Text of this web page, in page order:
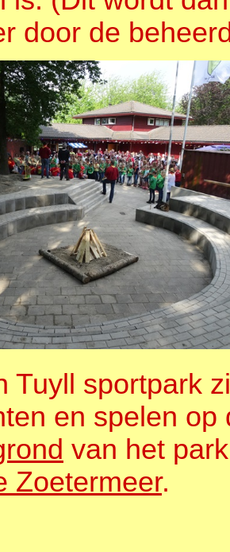
door de
Tuyll sportpark
en spelen
van het
Zoetermeer.